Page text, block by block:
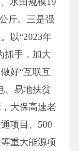
斤。三是强
以“2023年
抓手，加大
好“互联互
、易地扶贫
大保高速老
项目、500
重大能源项